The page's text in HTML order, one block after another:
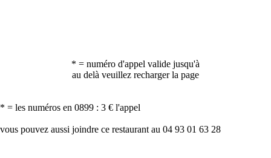
* = numéro d'appel valide jusqu'à
au delà veuillez recharger la page
* = les numéros en 0899 : 3 € l'appel
vous pouvez aussi joindre ce restaurant au 04 93 01 63 28